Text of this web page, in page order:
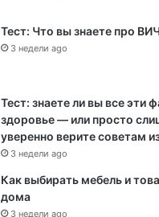
Тест: Что вы знаете про
3 недели ago
Тест: знаете ли вы все эти
здоровье — или просто
уверенно верите советам
3 недели ago
Как выбирать мебель и
дома
3 недели ago